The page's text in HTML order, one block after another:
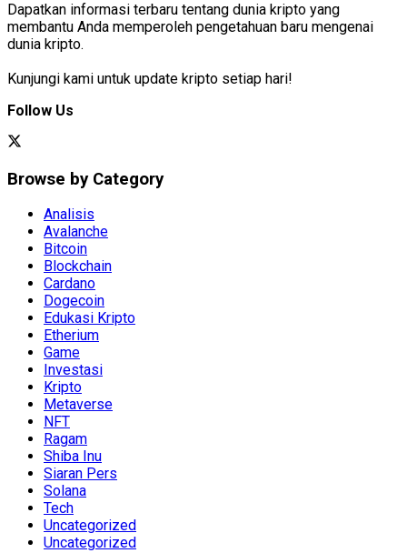
Dapatkan informasi terbaru tentang dunia kripto yang
membantu Anda memperoleh pengetahuan baru mengenai
dunia kripto.
Kunjungi kami untuk update kripto setiap hari!
Follow Us
Browse by Category
Analisis
Avalanche
Bitcoin
Blockchain
Cardano
Dogecoin
Edukasi Kripto
Etherium
Game
Investasi
Kripto
Metaverse
NFT
Ragam
Shiba Inu
Siaran Pers
Solana
Tech
Uncategorized
Uncategorized